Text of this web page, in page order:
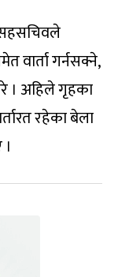
सहसचिवले
वार्ता गर्नसक्ने,
। अहिले गृहका
रहेका बेला